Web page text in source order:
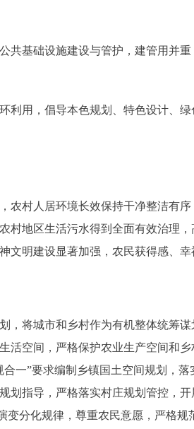
础设施建设与管护，建管用并重
，倡导本色规划、特色设计、绿
村人居环境长效保持干净整洁有序
村地区生活污水得到全面有效治理
明建设显著加强，农民获得感、幸
将城市和乡村作为有机整体统筹谋
活空间，严格保护农业生产空间和
一”要求编制乡镇国土空间规划，落
指导，严格落实村庄规划管控，开
分化规律，尊重农民意愿，严格规